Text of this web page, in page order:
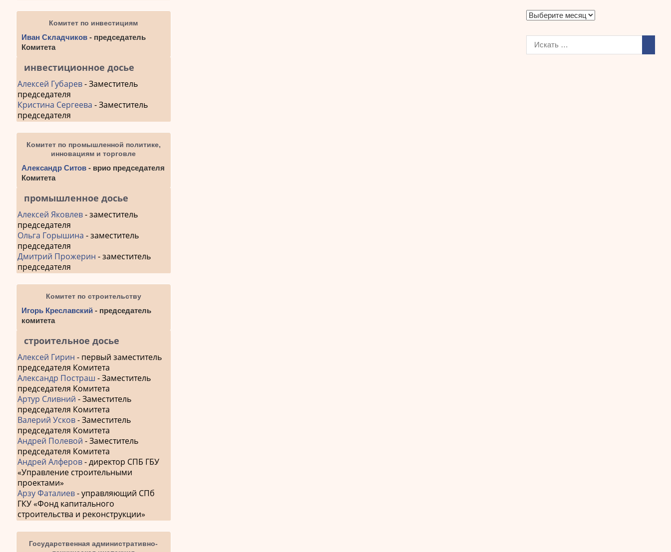
Комитет по инвестициям
Иван Складчиков - председатель
Комитета
инвестиционное досье
Алексей Губарев- Заместитель
председателя
Кристина Сергеева - Заместитель
председателя
Комитет по промышленной политике,
инновациям и торговле
Александр Ситов - врио председателя
Комитета
промышленное досье
Алексей Яковлев- заместитель
председателя
Ольга Горышина - заместитель
председателя
Дмитрий Прожерин - заместитель
председателя
Комитет по строительству
Игорь Креславский - председатель
комитета
строительное досье
Алексей Гирин - первый заместитель
председателя Комитета
Александр Постраш - Заместитель
председателя Комитета
Артур Сливний - Заместитель
председателя Комитета
Валерий Усков- Заместитель
председателя Комитета
Андрей Полевой - Заместитель
председателя Комитета
Андрей Алферов- директор СПБ ГБУ
«Управление строительными
проектами»
Арзу Фаталиев- управляющий СПб
ГКУ «Фонд капитального
строительства и реконструкции»
Государственная административно-
А
х
в